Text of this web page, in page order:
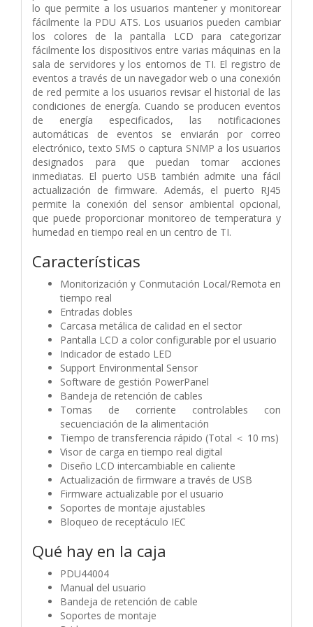
lo que permite a los usuarios mantener y monitorear
fácilmente la PDU ATS. Los usuarios pueden cambiar
los colores de la pantalla LCD para categorizar
fácilmente los dispositivos entre varias máquinas en la
sala de servidores y los entornos de TI. El registro de
eventos a través de un navegador web o una conexión
de red permite a los usuarios revisar el historial de las
condiciones de energía. Cuando se producen eventos
de energía especificados, las notificaciones
automáticas de eventos se enviarán por correo
electrónico, texto SMS o captura SNMP a los usuarios
designados para que puedan tomar acciones
inmediatas. El puerto USB también admite una fácil
actualización de firmware. Además, el puerto RJ45
permite la conexión del sensor ambiental opcional,
que puede proporcionar monitoreo de temperatura y
humedad en tiempo real en un centro de TI.
Características
Monitorización y Conmutación Local/Remota en
tiempo real
Entradas dobles
Carcasa metálica de calidad en el sector
Pantalla LCD a color configurable por el usuario
Indicador de estado LED
Support Environmental Sensor
Software de gestión PowerPanel
Bandeja de retención de cables
Tomas de corriente controlables con
secuenciación de la alimentación
Tiempo de transferencia rápido (Total ＜ 10 ms)
Visor de carga en tiempo real digital
Diseño LCD intercambiable en caliente
Actualización de firmware a través de USB
Firmware actualizable por el usuario
Soportes de montaje ajustables
Bloqueo de receptáculo IEC
Qué hay en la caja
PDU44004
Manual del usuario
Bandeja de retención de cable
Soportes de montaje